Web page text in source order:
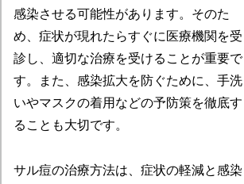
感染させる可能性があります。そのた
め、症状が現れたらすぐに医療機関を受
診し、適切な治療を受けることが重要で
す。また、感染拡大を防ぐために、手洗
いやマスクの着用などの予防策を徹底す
ることも大切です。
サル痘の治療方法は、症状の軽減と感染